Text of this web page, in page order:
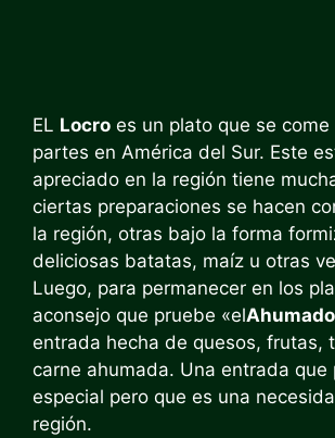
EL Locro es un plato que se
partes en América del Sur. Este
apreciado en la región tiene
ciertas preparaciones se hacen
la región, otras bajo la forma
deliciosas batatas, maíz u otras
Luego, para permanecer en los
aconsejo que pruebe «elAhumado
entrada hecha de quesos, frutas,
carne ahumada. Una entrada que
especial pero que es una
región.